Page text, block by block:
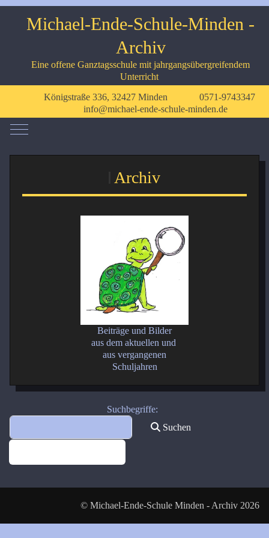
Michael-Ende-Schule-Minden -
Archiv
Eine offene Ganztagsschule mit jahrgangsübergreifendem
Unterricht
Königstraße 336, 32427 Minden
0571-9743347
info@michael-ende-schule-minden.de
Mobile Menu Toggle
Archiv
Beiträge und Bilder
aus dem aktuellen und
aus vergangenen
Schuljahren
Suchbegriffe:
Suchen
© Michael-Ende-Schule Minden - Archiv 2026